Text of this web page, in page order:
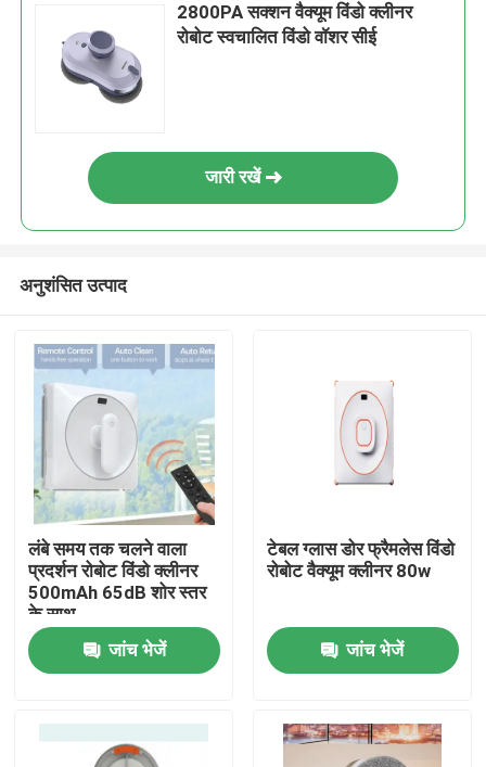
घर
2800PA सक्शन वैक्यूम विंडो क्लीनर
रोबोट स्वचालित विंडो वॉशर सीई
जारी रखें
अनुशंसित उत्पाद
लंबे समय तक चलने वाला
प्रदर्शन रोबोट विंडो क्लीनर
500mAh 65dB शोर स्तर
के साथ
जांच भेजें
टेबल ग्लास डोर फ्रैमलेस विंडो
रोबोट वैक्यूम क्लीनर 80w
जांच भेजें